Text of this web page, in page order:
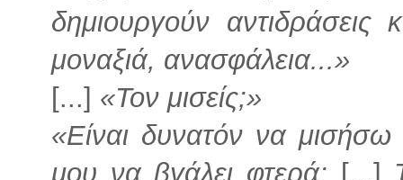
δημιουργούν αντιδράσεις
μοναξιά, ανασφάλεια...»
[...] «Τον μισείς;»
«Είναι δυνατόν να
μου να βγάλει φτερά; [...]